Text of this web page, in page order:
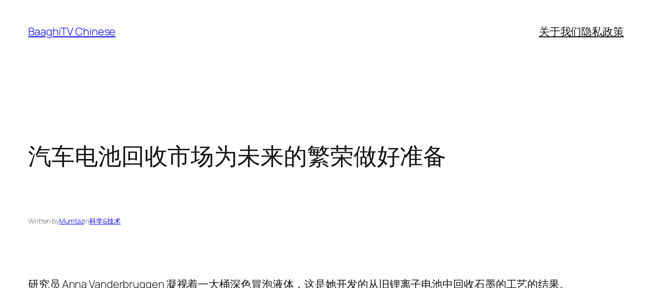
content
BaaghiTV Chinese 关于我们隐私政策
汽车电池回收市场为未来的繁荣做好准备
Written byMumtazin科学&技术
研究员 Anna Vanderbruggen 凝视着一大桶深色冒泡液体，这是她开发的从旧锂离子电池中回收石墨的工艺的结果。